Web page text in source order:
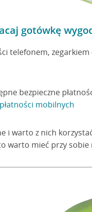
gotówkę
telefonem,
bezpieczne
mobilnych
i warto z nich
warto mieć przy